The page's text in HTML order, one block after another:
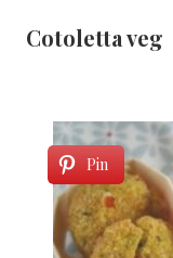
Cotoletta veg
Pin